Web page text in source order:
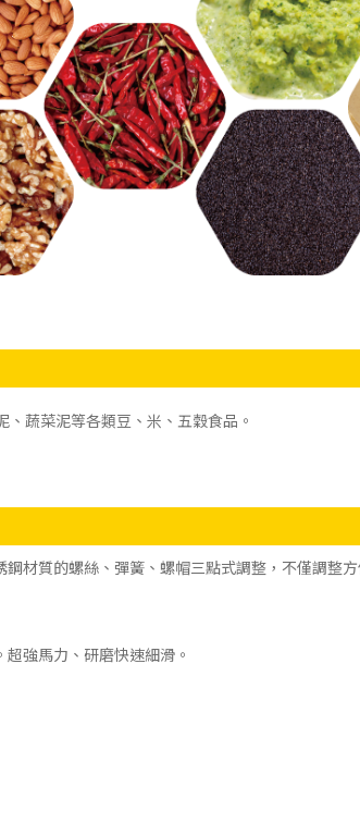
蔬菜泥等各類豆、米、五穀食品。
材質的螺絲、彈簧、螺帽三點式調整，不僅調整
強馬力、研磨快速細滑。